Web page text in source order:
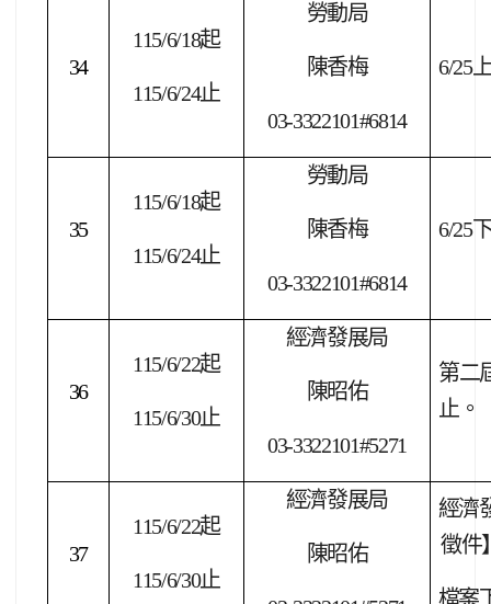
34
115/6/18起
115/6/24止
勞動局
陳香梅
03-3322101#6814
6/25
35
115/6/18起
115/6/24止
勞動局
陳香梅
03-3322101#6814
6/25
36
115/6/22起
115/6/30止
經濟發展局
陳昭佑
03-3322101#5271
第二
止。
37
115/6/22起
115/6/30止
經濟發展局
陳昭佑
經濟
徵件
檔案